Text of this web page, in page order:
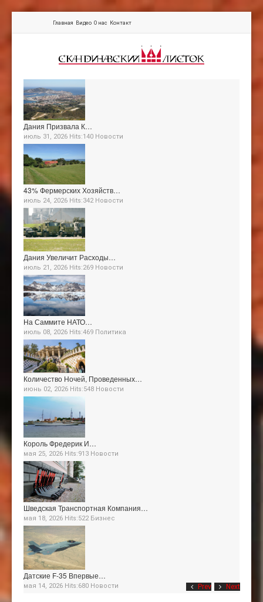
Главная Видео О нас Контакт
Prev Next
Дания Призвала К…
июль 31, 2026 Hits:140 Новости
43% Фермерских Хозяйств…
июль 24, 2026 Hits:342 Новости
Дания Увеличит Расходы…
июль 21, 2026 Hits:269 Новости
На Саммите НАТО…
июль 08, 2026 Hits:469 Политика
Количество Ночей, Проведенных…
июнь 02, 2026 Hits:548 Новости
Король Фредерик И…
мая 25, 2026 Hits:913 Новости
Шведская Транспортная Компания…
мая 18, 2026 Hits:522 Бизнес
Датские F-35 Впервые…
мая 14, 2026 Hits:680 Новости